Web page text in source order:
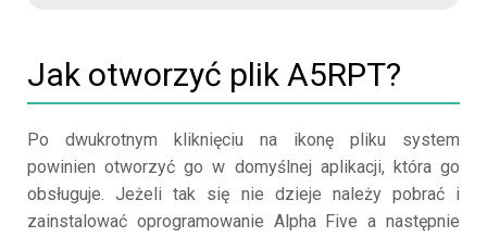
Jak otworzyć plik A5RPT?
Po dwukrotnym kliknięciu na ikonę pliku system
powinien otworzyć go w domyślnej aplikacji, która go
obsługuje. Jeżeli tak się nie dzieje należy pobrać i
zainstalować oprogramowanie Alpha Five a następnie